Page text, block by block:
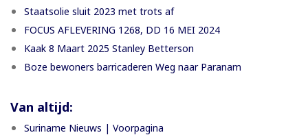
Staatsolie sluit 2023 met trots af
FOCUS AFLEVERING 1268, DD 16 MEI 2024
Kaak 8 Maart 2025 Stanley Betterson
Boze bewoners barricaderen Weg naar Paranam
Van altijd:
Suriname Nieuws | Voorpagina